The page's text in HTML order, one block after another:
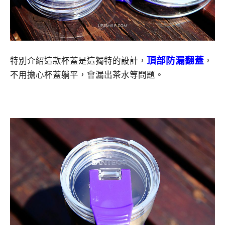
特別介紹這款杯蓋是這獨特的設計， 頂部防漏翻蓋 ，
不用擔心杯蓋躺平，會漏出茶水等問題。